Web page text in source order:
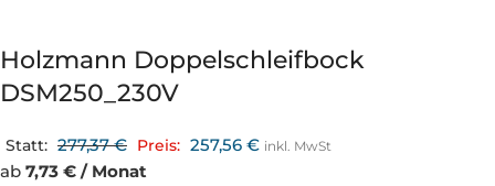
Holzmann Doppelschleifbock
DSM250_230V
Statt: 277,37€ Preis: 257,56 € inkl. MwSt
ab 7,73 € / Monat